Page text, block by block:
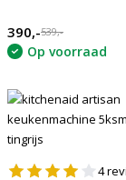
390,-539,-
Op voorraad
4